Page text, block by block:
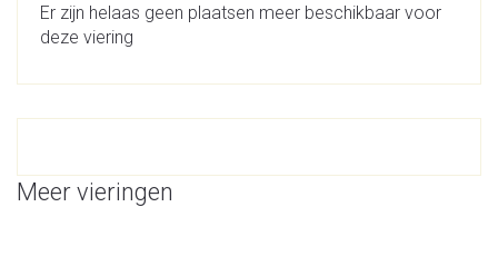
Er zijn helaas geen plaatsen meer beschikbaar voor
deze viering
Meer vieringen